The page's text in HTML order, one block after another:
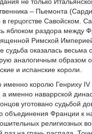
– Пьемонта
в герцогстве Савойском.
яблоком раздора между
Римской
судьба оказалась весьма
аналогичным образом
и испанские короли.
именно королю Генриху IV
а именно наваррской
уготовано судьбой
объединения Франции к
религиозных